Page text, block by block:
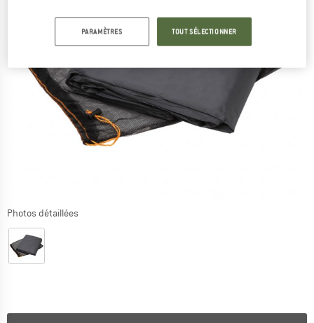
Photos détaillées
PARAMÈTRES TOUT SÉLECTIONNER